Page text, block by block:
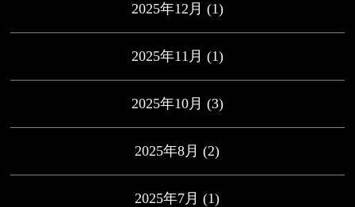
2025年12月 (1)
2025年11月 (1)
2025年10月 (3)
2025年8月 (2)
2025年7月 (1)